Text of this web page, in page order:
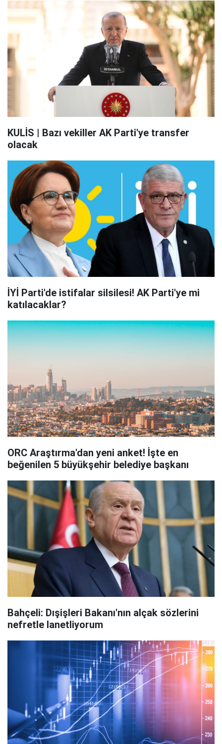
KULİS | Bazı vekiller AK Parti'ye transfer
olacak
İYİ Parti'de istifalar silsilesi! AK Parti'ye mi
katılacaklar?
ORC Araştırma'dan yeni anket! İşte en
beğenilen 5 büyükşehir belediye başkanı
Bahçeli: Dışişleri Bakanı'nın alçak sözlerini
nefretle lanetliyorum